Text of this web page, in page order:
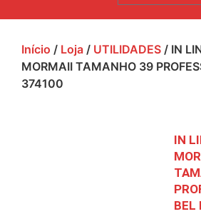
Início / Loja / UTILIDADES / IN
MORMAII TAMANHO 39
374100
IN
BEL